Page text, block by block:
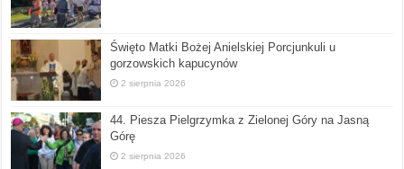
Święto Matki Bożej Anielskiej Porcjunkuli u
gorzowskich kapucynów
2 sierpnia 2026
44. Piesza Pielgrzymka z Zielonej Góry na Jasną
Górę
2 sierpnia 2026